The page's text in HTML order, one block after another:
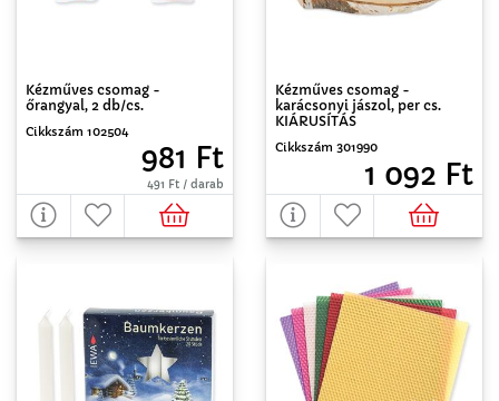
Kézműves csomag -
őrangyal, 2 db/cs.
Cikkszám 102504
981 Ft
491 Ft / darab
Kézműves csomag -
karácsonyi jászol, per cs.
KIÁRUSÍTÁS
Cikkszám 301990
1 092 Ft